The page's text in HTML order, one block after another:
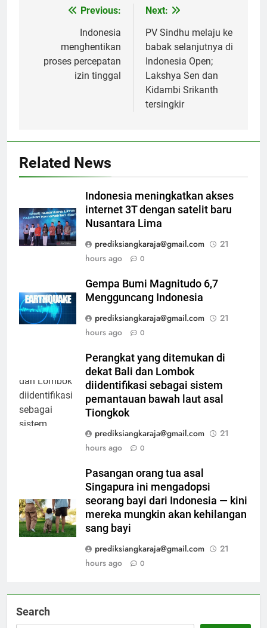
navigation
Previous:
Indonesia
menghentikan
proses percepatan
izin tinggal
Next:
PV Sindhu melaju ke
babak selanjutnya di
Indonesia Open;
Lakshya Sen dan
Kidambi Srikanth
tersingkir
Related News
Indonesia meningkatkan akses
internet 3T dengan satelit baru
Nusantara Lima
prediksiangkaraja@gmail.com
21
hours ago
0
Gempa Bumi Magnitudo 6,7
Mengguncang Indonesia
prediksiangkaraja@gmail.com
21
hours ago
0
Perangkat yang ditemukan di
dekat Bali dan Lombok
diidentifikasi sebagai sistem
pemantauan bawah laut asal
Tiongkok
prediksiangkaraja@gmail.com
21
hours ago
0
Pasangan orang tua asal
Singapura ini mengadopsi
seorang bayi dari Indonesia — kini
mereka mungkin akan kehilangan
sang bayi
prediksiangkaraja@gmail.com
21
hours ago
0
Search